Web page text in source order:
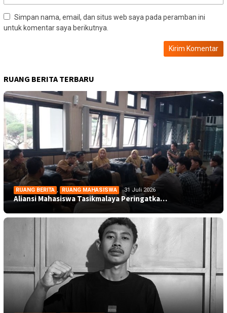
Simpan nama, email, dan situs web saya pada peramban ini
untuk komentar saya berikutnya.
RUANG BERITA TERBARU
RUANG BERITA , RUANG MAHASISWA 31 Juli 2026
Aliansi Mahasiswa Tasikmalaya Peringatka…